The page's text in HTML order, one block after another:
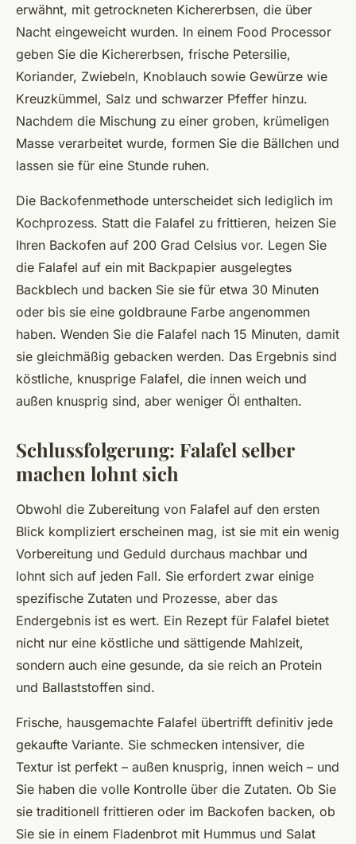
erwähnt, mit getrockneten Kichererbsen, die über
Nacht eingeweicht wurden. In einem Food Processor
geben Sie die Kichererbsen, frische Petersilie,
Koriander, Zwiebeln, Knoblauch sowie Gewürze wie
Kreuzkümmel, Salz und schwarzer Pfeffer hinzu.
Nachdem die Mischung zu einer groben, krümeligen
Masse verarbeitet wurde, formen Sie die Bällchen und
lassen sie für eine Stunde ruhen.
Die Backofenmethode unterscheidet sich lediglich im
Kochprozess. Statt die Falafel zu frittieren, heizen Sie
Ihren Backofen auf 200 Grad Celsius vor. Legen Sie
die Falafel auf ein mit Backpapier ausgelegtes
Backblech und backen Sie sie für etwa 30 Minuten
oder bis sie eine goldbraune Farbe angenommen
haben. Wenden Sie die Falafel nach 15 Minuten, damit
sie gleichmäßig gebacken werden. Das Ergebnis sind
köstliche, knusprige Falafel, die innen weich und
außen knusprig sind, aber weniger Öl enthalten.
Schlussfolgerung: Falafel selber
machen lohnt sich
Obwohl die Zubereitung von Falafel auf den ersten
Blick kompliziert erscheinen mag, ist sie mit ein wenig
Vorbereitung und Geduld durchaus machbar und
lohnt sich auf jeden Fall. Sie erfordert zwar einige
spezifische Zutaten und Prozesse, aber das
Endergebnis ist es wert. Ein Rezept für Falafel bietet
nicht nur eine köstliche und sättigende Mahlzeit,
sondern auch eine gesunde, da sie reich an Protein
und Ballaststoffen sind.
Frische, hausgemachte Falafel übertrifft definitiv jede
gekaufte Variante. Sie schmecken intensiver, die
Textur ist perfekt – außen knusprig, innen weich – und
Sie haben die volle Kontrolle über die Zutaten. Ob Sie
sie traditionell frittieren oder im Backofen backen, ob
Sie sie in einem Fladenbrot mit Hummus und Salat